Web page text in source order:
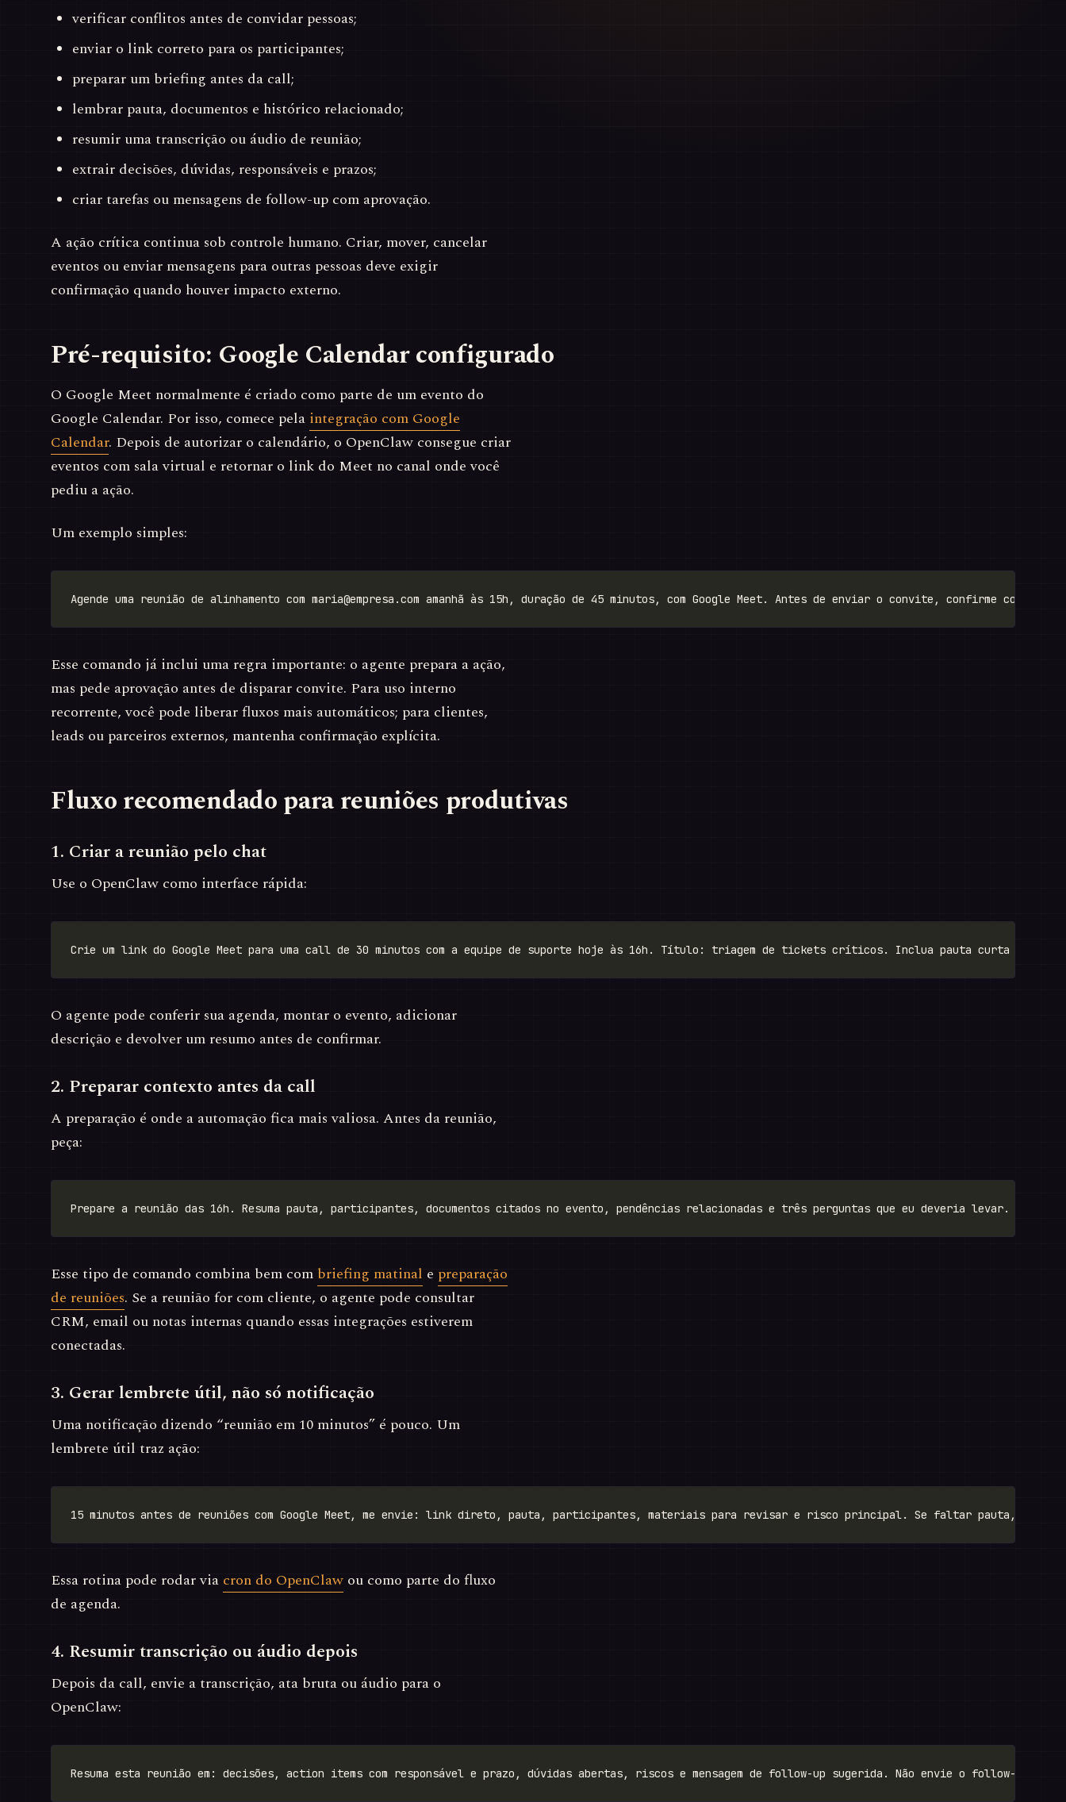
verificar conflitos antes de convidar pessoas;
enviar o link correto para os participantes;
preparar um briefing antes da call;
lembrar pauta, documentos e histórico relacionado;
resumir uma transcrição ou áudio de reunião;
extrair decisões, dúvidas, responsáveis e prazos;
criar tarefas ou mensagens de follow-up com aprovação.
A ação crítica continua sob controle humano. Criar, mover, cancelar
eventos ou enviar mensagens para outras pessoas deve exigir
confirmação quando houver impacto externo.
Pré-requisito: Google Calendar configurado
O Google Meet normalmente é criado como parte de um evento do
Google Calendar. Por isso, comece pela integração com Google
Calendar. Depois de autorizar o calendário, o OpenClaw consegue criar
eventos com sala virtual e retornar o link do Meet no canal onde você
pediu a ação.
Um exemplo simples:
Agende uma reunião de alinhamento com maria@empresa.com
Esse comando já inclui uma regra importante: o agente prepara a ação,
mas pede aprovação antes de disparar convite. Para uso interno
recorrente, você pode liberar fluxos mais automáticos; para clientes,
leads ou parceiros externos, mantenha confirmação explícita.
Fluxo recomendado para reuniões produtivas
1. Criar a reunião pelo chat
Use o OpenClaw como interface rápida:
O agente pode conferir sua agenda, montar o evento, adicionar
descrição e devolver um resumo antes de confirmar.
2. Preparar contexto antes da call
A preparação é onde a automação fica mais valiosa. Antes da reunião,
peça:
Esse tipo de comando combina bem com briefing matinal e preparação
de reuniões. Se a reunião for com cliente, o agente pode consultar
CRM, email ou notas internas quando essas integrações estiverem
conectadas.
3. Gerar lembrete útil, não só notificação
Uma notificação dizendo “reunião em 10 minutos” é pouco. Um
lembrete útil traz ação:
Essa rotina pode rodar via cron do OpenClaw ou como parte do fluxo
de agenda.
4. Resumir transcrição ou áudio depois
Depois da call, envie a transcrição, ata bruta ou áudio para o
OpenClaw: